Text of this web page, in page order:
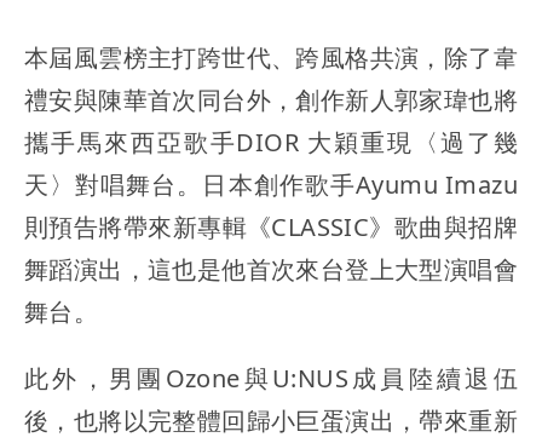
本屆風雲榜主打跨世代、跨風格共演，除了韋
禮安與陳華首次同台外，創作新人郭家瑋也將
攜手馬來西亞歌手DIOR 大穎重現〈過了幾
天〉對唱舞台。日本創作歌手Ayumu Imazu
則預告將帶來新專輯《CLASSIC》歌曲與招牌
舞蹈演出，這也是他首次來台登上大型演唱會
舞台。
此外，男團Ozone與U:NUS成員陸續退伍
後，也將以完整體回歸小巨蛋演出，帶來重新